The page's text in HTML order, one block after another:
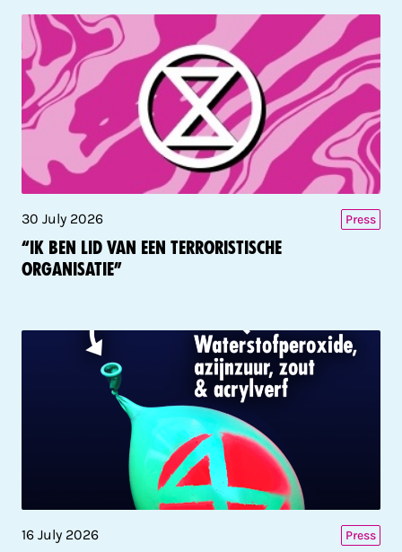
30 July 2026 Press
“Ik ben lid van een terroristische
organisatie”
16 July 2026 Press